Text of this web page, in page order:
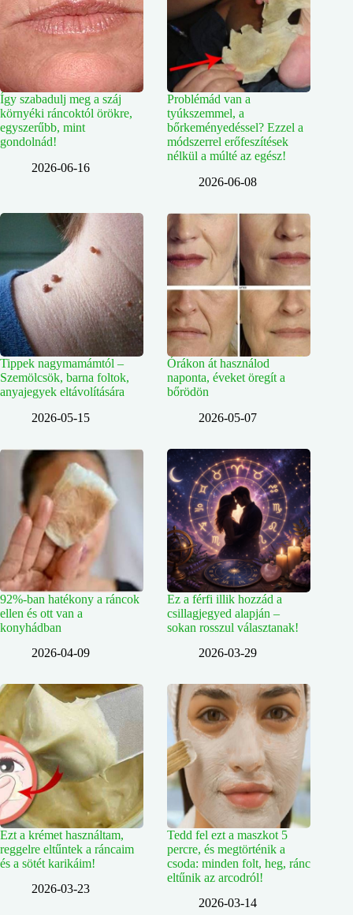
Így szabadulj meg a száj
környéki ráncoktól örökre,
egyszerűbb, mint
gondolnád!
2026-06-16
Problémád van a
tyúkszemmel, a
bőrkeményedéssel? Ezzel a
módszerrel erőfeszítések
nélkül a múlté az egész!
2026-06-08
Tippek nagymamámtól –
Szemölcsök, barna foltok,
anyajegyek eltávolítására
2026-05-15
Órákon át használod
naponta, éveket öregít a
bőrödön
2026-05-07
92%-ban hatékony a ráncok
ellen és ott van a
konyhádban
2026-04-09
Ez a férfi illik hozzád a
csillagjegyed alapján –
sokan rosszul választanak!
2026-03-29
Ezt a krémet használtam,
reggelre eltűntek a ráncaim
és a sötét karikáim!
2026-03-23
Tedd fel ezt a maszkot 5
percre, és megtörténik a
csoda: minden folt, heg, ránc
eltűnik az arcodról!
2026-03-14